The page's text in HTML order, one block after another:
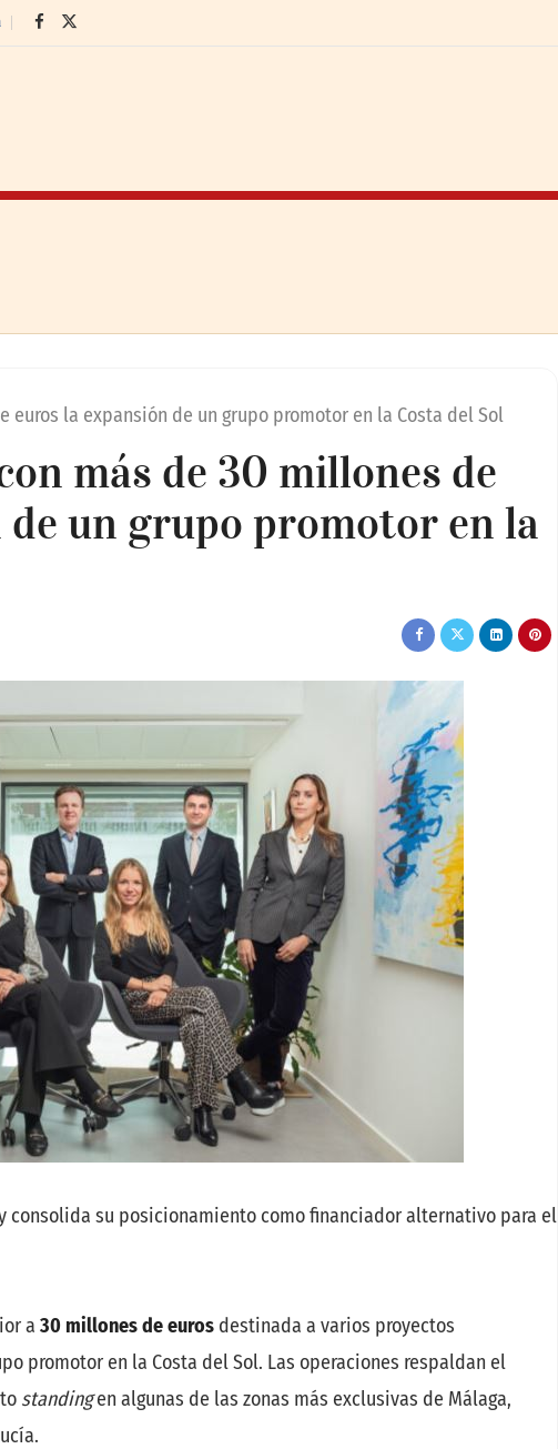
euros la expansión de un grupo promotor en la Costa del Sol
más de 30 millones de
de un grupo promotor en la
consolida su posicionamiento como financiador alternativo para el
a 30 millones de euros destinada a varios proyectos
promotor en la Costa del Sol. Las operaciones respaldan el
standingen algunas de las zonas más exclusivas de Málaga,